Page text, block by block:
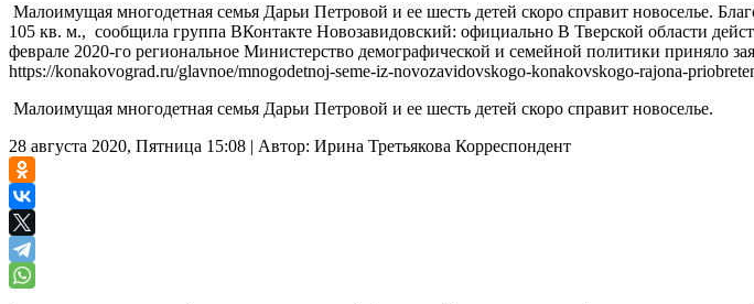
Малоимущая многодетная семья Дарьи Петровой и ее шесть детей скоро справит новоселье.
105 кв. м., сообщила группа ВКонтакте Новозавидовский: официально В Тверской области
феврале 2020-го региональное Министерство демографической и семейной политики приняло
https://konakovograd.ru/glavnoe/mnogodetnoj-seme-iz-novozavidovskogo-konakovskogo-rajona-
Малоимущая многодетная семья Дарьи Петровой и ее шесть детей скоро справит новоселье.
28 августа 2020, Пятница 15:08 | Автор: Ирина Третьякова Корреспондент